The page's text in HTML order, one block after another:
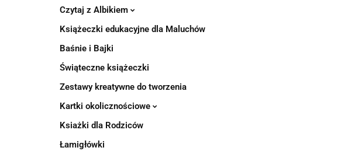
Czytaj z Albikiem
Książeczki edukacyjne dla Maluchów
Baśnie i Bajki
Świąteczne książeczki
Zestawy kreatywne do tworzenia
Kartki okolicznościowe
Ksiażki dla Rodziców
Łamigłówki